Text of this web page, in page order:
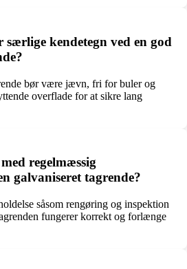
særlige kendetegn ved en god
bør være jævn, fri for buler og
overflade for at sikre lang
regelmæssig
galvaniseret tagrende?
såsom rengøring og inspektion
fungerer korrekt og forlænge